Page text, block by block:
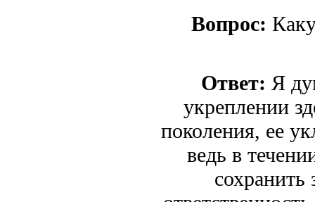
Вопрос:
Ответ: Я
укреплении
поколения, ее
ведь в
сохранить